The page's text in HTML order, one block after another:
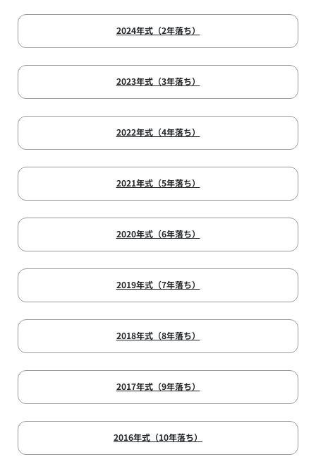
2024年式（2年落ち）
2023年式（3年落ち）
2022年式（4年落ち）
2021年式（5年落ち）
2020年式（6年落ち）
2019年式（7年落ち）
2018年式（8年落ち）
2017年式（9年落ち）
2016年式（10年落ち）